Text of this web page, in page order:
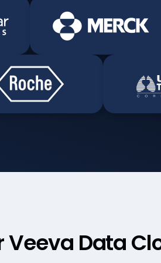
Veeva Data